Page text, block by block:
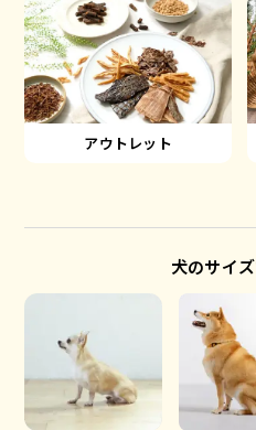
アウトレット
犬のサイ